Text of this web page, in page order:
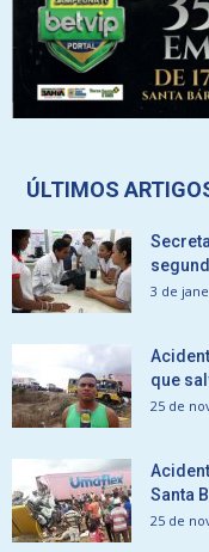
ÚLTIMOS
3 de
que
25 de
Santa
25 de